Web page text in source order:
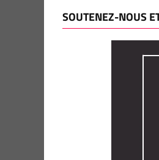
SOUTENEZ-NOUS